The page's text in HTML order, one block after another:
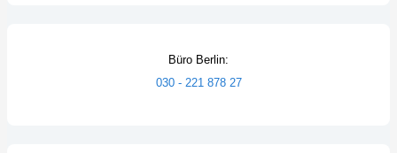
Büro Berlin:
030 - 221 878 27